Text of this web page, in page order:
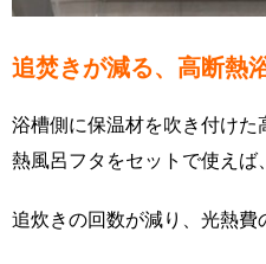
追焚きが減る、高断熱
浴槽側に保温材を吹き付け
熱風呂フタをセットで使えば
追炊きの回数が減り、光熱費